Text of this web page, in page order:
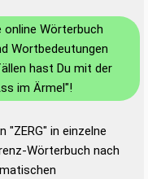
online Wörterbuch
Wortbedeutungen
hast Du mit der
im Ärmel"!
in einzelne
Wörterbuch nach